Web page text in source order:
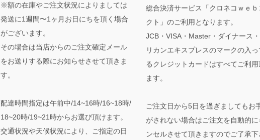
※額の在庫やご注文状況によりましては
発送に1週間〜1ヶ月お日にちを頂く場合
がございます。
その場合は当店からのご注文確定メール
をお送りする際にお知らせさせて頂きま
す。
配達時間指定は午前中/14~16時/16~18時/
18~20時/19~21時からお選び頂けます。
交通状況や天候状況により、ご指定の日
総合決済サービス「クロネコｗｅｂ
クト」のご利用となります。
JCB・VISA・Master・ダイナース
リカンエキスプレスのマークの入っ
るクレジットカードはすべてご利用
ます。
ご注文日から5日を過ぎましてもお
がされない場合はご注文を自動的に
ンセルさせて頂きますのでご了承下